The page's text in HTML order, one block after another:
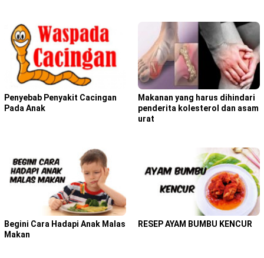
Penyebab Penyakit Cacingan
Pada Anak
Makanan yang harus dihindari
penderita kolesterol dan asam
urat
Begini Cara Hadapi Anak Malas
Makan
RESEP AYAM BUMBU KENCUR